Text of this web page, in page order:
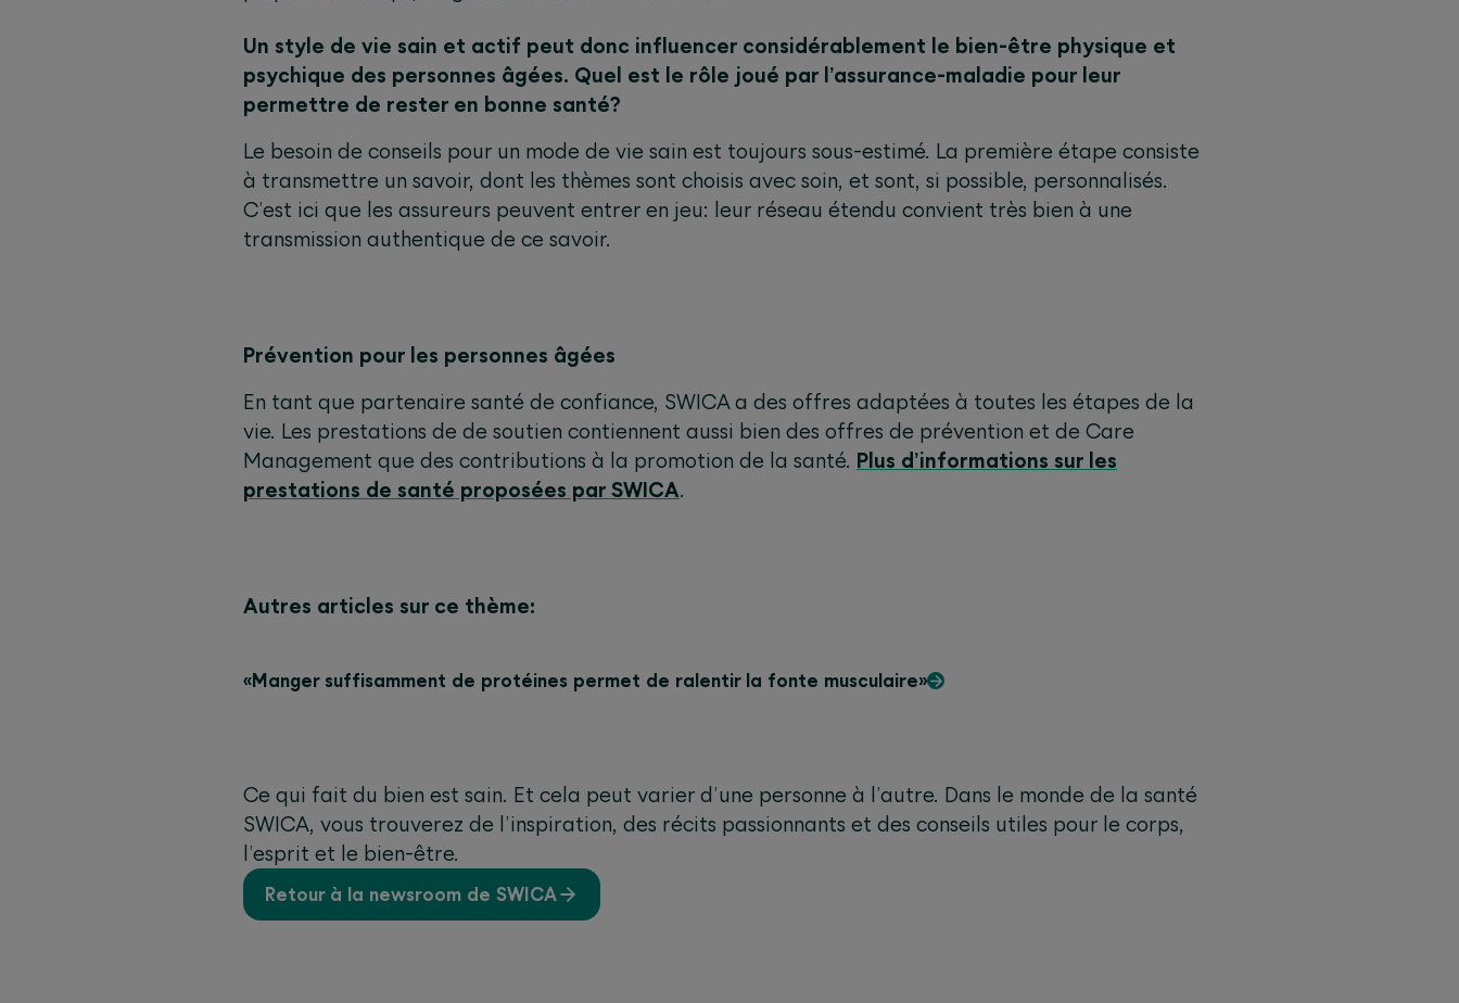
Un style de vie sain et actif peut donc influencer considérablement le bien-être physique et
psychique des personnes âgées. Quel est le rôle joué par l’assurance-maladie pour leur
permettre de rester en bonne santé?
Le besoin de conseils pour un mode de vie sain est toujours sous-estimé. La première étape consiste
à transmettre un savoir, dont les thèmes sont choisis avec soin, et sont, si possible, personnalisés.
C’est ici que les assureurs peuvent entrer en jeu: leur réseau étendu convient très bien à une
transmission authentique de ce savoir.
Prévention pour les personnes âgées
En tant que partenaire santé de confiance, SWICA a des offres adaptées à toutes les étapes de la
vie. Les prestations de de soutien contiennent aussi bien des offres de prévention et de Care
Management que des contributions à la promotion de la santé. Plus d’informations sur les
prestations de santé proposées par SWICA.
Autres articles sur ce thème:
«Manger suffisamment de protéines permet de ralentir la fonte musculaire»
Ce qui fait du bien est sain. Et cela peut varier d’une personne à l’autre. Dans le monde de la santé
SWICA, vous trouverez de l’inspiration, des récits passionnants et des conseils utiles pour le corps,
l’esprit et le bien-être.
Retour à la newsroom de SWICA